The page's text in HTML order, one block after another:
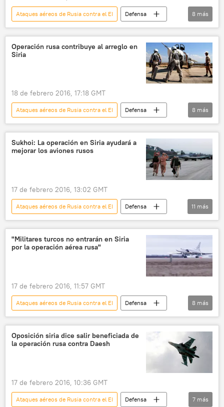
Ataques aéreos de Rusia contra el EI
Defensa
Internacional
🌍 Oriente Medio
Aleksandr Jrolenko
Fuerzas Aeroespaciales de Rusia
retirada
8 más
Operación rusa contribuye al arreglo en
Siria
18 de febrero 2016, 17:18 GMT
Ataques aéreos de Rusia contra el EI
Defensa
Internacional
🌍 Oriente Medio
Rusia
Siria
Vitali Churkin
ataque aéreo
ISIS
8 más
Sukhoi: La operación en Siria ayudará a
mejorar los aviones rusos
17 de febrero 2016, 13:02 GMT
Ataques aéreos de Rusia contra el EI
Defensa
Internacional
Rusia
Operación de Rusia contra el EI en Siria
Siria
Bashar Asad
Sukhoi
11 más
"Militares turcos no entrarán en Siria
por la operación aérea rusa"
17 de febrero 2016, 11:57 GMT
Ataques aéreos de Rusia contra el EI
Defensa
Internacional
🌍 Oriente Medio
Rusia
Operación de Rusia contra el EI en Siria
Siria
Fuerzas Democráticas de Siria (FDS)
8 más
Oposición siria dice salir beneficiada de
la operación rusa contra Daesh
17 de febrero 2016, 10:36 GMT
Ataques aéreos de Rusia contra el EI
Defensa
7 más